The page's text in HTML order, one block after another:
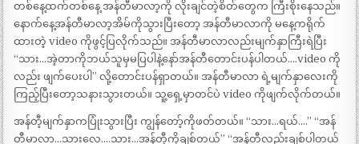
တစ်နေ့ထက်တစ်နေ့ အန်တီမာလာ့ကို လိုးချင်တဲ့စိတ်တွေက ကြီးစိုးနေသည်။
နောက်နေ့အန်တီမာလာ့အိမ်ကိုသွားပြီးတော့ အန်တီမာလာကို မနေ့ကရိုက်
ထားတဲ့ video ကိုဖွင့်ပြလိုက်သည်။ အန်တီမာလာလည်းမျက်နှာကြီးရဲပြီး
“သား…အဲ့တာကိုဘယ်သူမှမပြပါနဲ့နော်အန်တီတောင်းပန်ပါတယ်….video ကို
လည်း ဖျက်ပေးပါ” လို့တောင်းပန်ရှာတယ်။ အန်တီမာလာ ရဲ့မျက်နှာလေးကို
ကြည့်ပြီးတော့သနားသွားတယ်။ သူ့ရှေ့မှာတင်ပဲ video ကိုဖျက်လိုက်တယ်။
အန်တီ့မျက်နှာကပြုံးသွားပြီး ကျွန်တော့်ကိုဖတ်တယ်။ “သား…ရယ်….” “အန်
တီမာလာ…သားလေ….သား…အန်တီ့ကိုချစ်တယ်” “အန်တီလည်းချစ်ပါတယ်